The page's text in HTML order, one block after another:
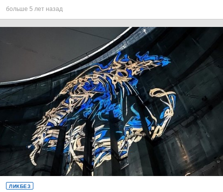
больше 5 лет назад
ЛИКБЕЗ